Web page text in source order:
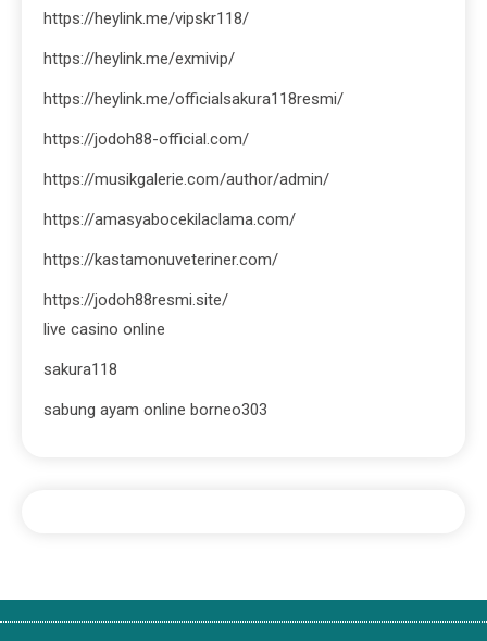
https://heylink.me/vipskr118/
https://heylink.me/exmivip/
https://heylink.me/officialsakura118resmi/
https://jodoh88-official.com/
https://musikgalerie.com/author/admin/
https://amasyabocekilaclama.com/
https://kastamonuveteriner.com/
https://jodoh88resmi.site/
live casino online
sakura118
sabung ayam online borneo303